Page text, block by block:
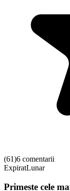
(61)6 comentarii
ExpiratLunar
Primeste cele